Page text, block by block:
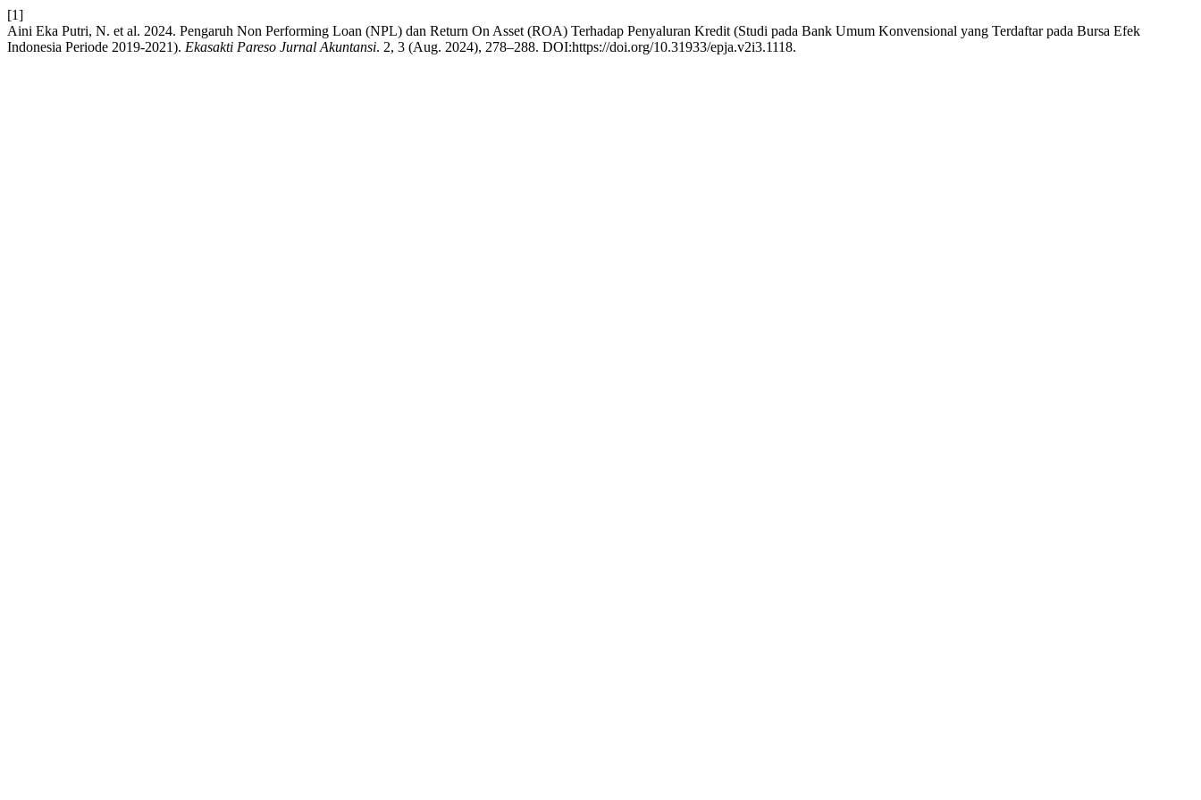
[1]
Aini Eka Putri, N. et al. 2024. Pengaruh Non Performing Loan (NPL) dan Return On Asset (ROA) Terhadap Penyaluran Kredit (Studi pada Bank Umum Konvensional yang Terdaftar pada Bursa Efek
Indonesia Periode 2019-2021). Ekasakti Pareso Jurnal Akuntansi. 2, 3 (Aug. 2024), 278–288. DOI:https://doi.org/10.31933/epja.v2i3.1118.